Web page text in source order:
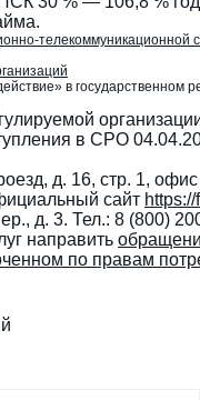
телекоммуникационной
в
в СРО
д. 16, стр. 1,
сайт
д. 3. Тел.: 8 (800)
направить
по правам